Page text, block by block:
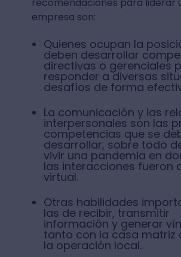
recomendaciones para liderar
empresa son:
Quienes ocupan la
deben desarrollar
directivas o gerenciales
responder a diversas
desafíos de forma
La comunicación y las
interpersonales son las
competencias que se
desarrollar, sobre todo
vivir una pandemia en
las interacciones fueron
virtual.
Otras habilidades
las de recibir, transmitir
información y generar
tanto con la casa matriz
la operación local.